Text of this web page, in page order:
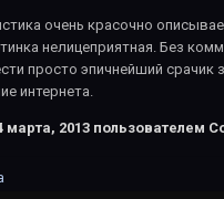
очень красочно
нелицеприятная. Без
просто эпичнейший срачик
интернета.
марта, 2013 пользователем